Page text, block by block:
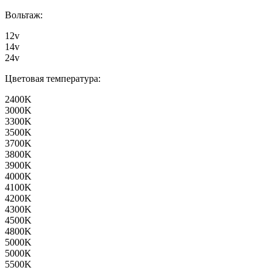
Вольтаж:
12v
14v
24v
Цветовая температура:
2400K
3000K
3300K
3500K
3700K
3800K
3900K
4000K
4100K
4200K
4300K
4500K
4800K
5000K
5000К
5500K